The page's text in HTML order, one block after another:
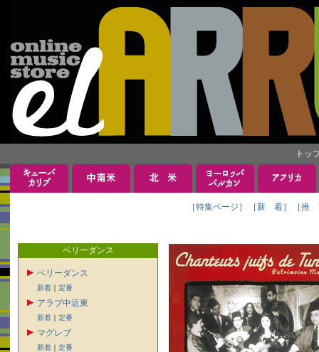
トッ
［特集ページ］ ［新 着］ ［推
ベリーダンス
ベリーダンス
新着 ｜ 定番
アラブ中近東
新着 ｜ 定番
マグレブ
新着 ｜ 定番